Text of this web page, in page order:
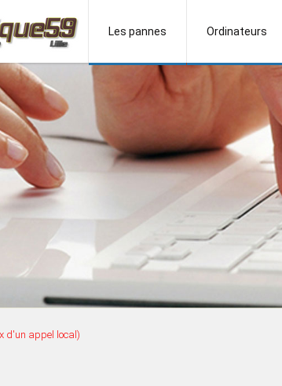
Les pannes Ordinateurs
d'un appel local)